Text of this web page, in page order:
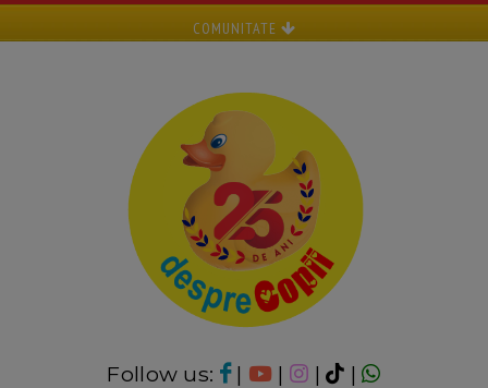
COMUNITATE
Follow us: | | |
|